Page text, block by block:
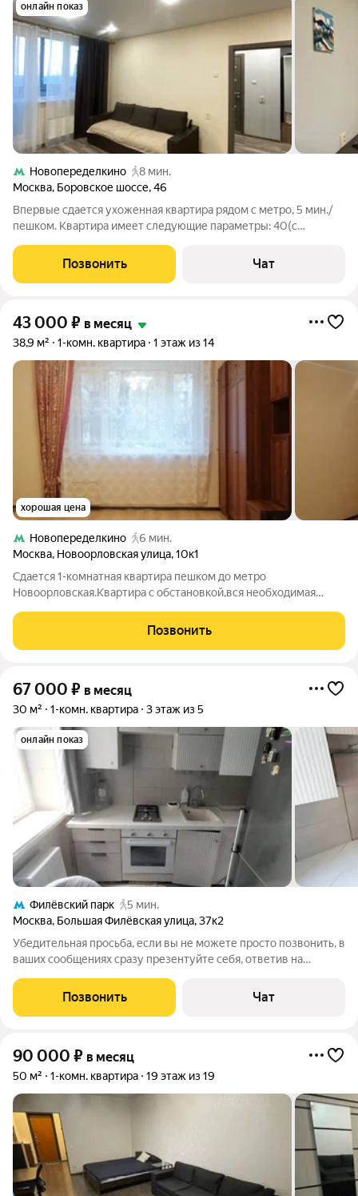
онлайн показ
Новопеределкино
8 мин.
Москва, Боровское шоссе,46
Впервые сдается ухоженная квартира рядом с метро, 5 мин./
пешком. Квартира имеет следующие параметры: 40(с
подъезд, приятный и свободный вид из окон: Квартира
меблирована и оснащена бытовой
Позвонить Чат
43 000 ₽ в месяц
38,9 м² 1-комн. квартира 1 этаж из 14
хорошая цена
Новопеределкино
6 мин.
Москва, Новоорловская улица,10к1
Сдается 1-комнатная квартира пешком до метро
Новоорловская.Квартира с обстановкой,вся необходимая
животных.Депозит, комиссияПозвонить
67 000 ₽ в месяц
30 м² 1-комн. квартира 3 этаж из 5
онлайн показ
Филёвский парк
5 мин.
Москва, Большая Филёвская улица,37к2
Убедительная просьба, если вы не можете просто позвонить, в
ваших сообщениях сразу презентуйте себя, ответив на
являетесь друг другу если вас несколько)? Возраст /
гражданство / профессия? Есть
Позвонить Чат
90 000 ₽ в месяц
50 м² 1-комн. квартира 19 этаж из 19